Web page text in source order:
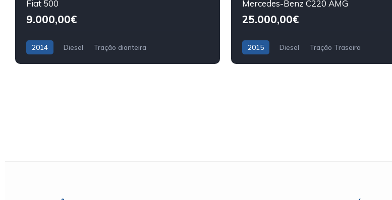
Fiat 500
9.000,00€
2014 Diesel Tração dianteira
Mercedes-Benz C220 AMG
25.000,00€
2015 Diesel Tração Traseira